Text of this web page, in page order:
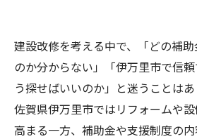
建設改修を考える中で、「どの補
のか分からない」「伊万里市で信
う探せばいいのか」と迷うことはあ
佐賀県伊万里市ではリフォームや
高まる一方、補助金や支援制度の